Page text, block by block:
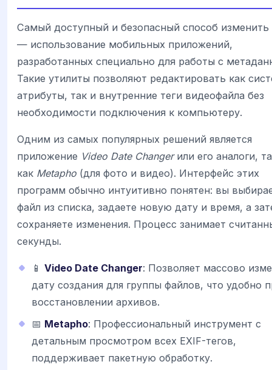
Самый доступный и безопасный способ изменить
— использование мобильных приложений,
разработанных специально для работы с
Такие утилиты позволяют редактировать как
атрибуты, так и внутренние теги видеофайла без
необходимости подключения к компьютеру.
Одним из самых популярных решений является
приложение Video Date Changerили его аналоги,
как Metapho (для фото и видео). Интерфейс этих
программ обычно интуитивно понятен: вы
файл из списка, задаете новую дату и время, а
сохраняете изменения. Процесс занимает
секунды.
📱 Video Date Changer: Позволяет массово
дату создания для группы файлов, что удобно
восстановлении архивов.
📅 Metapho: Профессиональный инструмент с
детальным просмотром всех EXIF-тегов,
поддерживает пакетную обработку.